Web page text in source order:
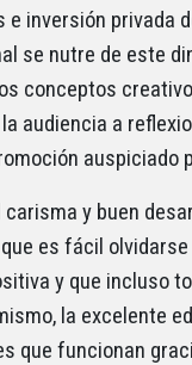
inversión privada
se nutre de este
conceptos
audiencia a
auspiciado
y buen
es fácil
y que incluso
la excelente
que funcionan